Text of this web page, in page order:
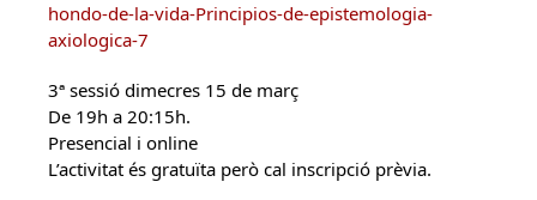
hondo-de-la-vida-Principios-de-epistemologia-
axiologica-7
3ª sessió dimecres 15 de març
De 19h a 20:15h.
Presencial i online
L’activitat és gratuïta però cal inscripció prèvia.